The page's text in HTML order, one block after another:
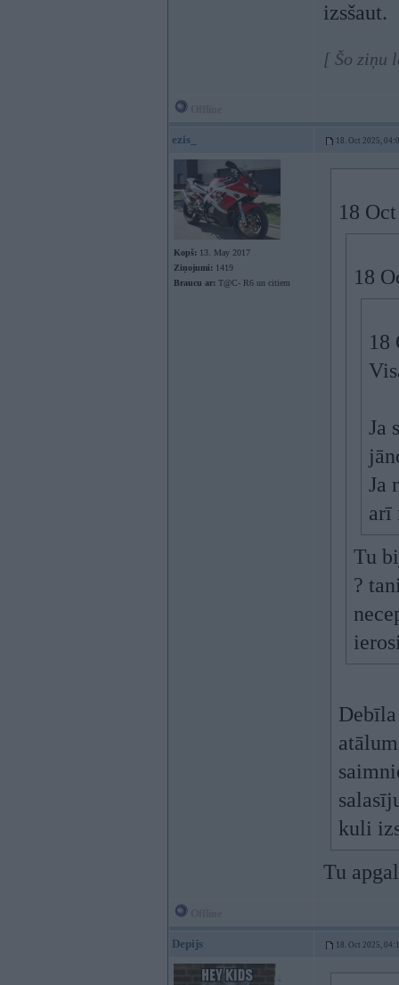
izsšaut.
[ Šo ziņu
ezis_ 18. Oct 2025,
Kopš: 13. May 2017
Ziņojumi: 1419
Braucu ar: T@C- R6 un citiem
18
18
18
Ja
Ja
arī
Tu
?
kuli
Tu
Depijs 18. Oct 2025,